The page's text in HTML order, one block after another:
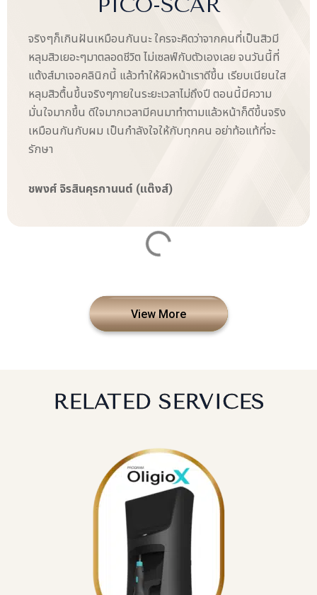
จริงๆก็เกินฝันเหมือนกันนะ ใครจะคิดว่าจากคนที่เป็นสิวมี
หลุมสิวเยอะๆมาตลอดชีวิต ไม่เซลฟ์กับตัวเองเลย จนวันนี้ที่
แต้งส์มาเจอคลินิกนี้ แล้วทำให้ผิวหน้าเราดีขึ้น เรียบเนียนใส
หลุมสิวตื้นขึ้นจริงๆภายในระยะเวลาไม่ถึงปี ตอนนี้มีความ
มั่นใจมากขึ้น ดีใจมากเวลามีคนมาทำตามแล้วหน้าก็ดีขึ้นจริง
เหมือนกันกับผม เป็นกำลังใจให้กับทุกคน อย่าท้อแท้ที่จะ
รักษา
ชพงศ์ จิรสินคุรกานนต์ (แต๊งส์)
View More
RELATED SERVICES